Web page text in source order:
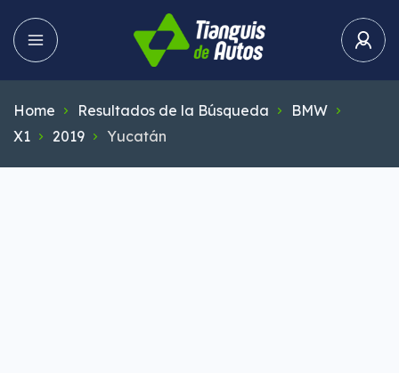
Home Resultados de la Búsqueda
BMW
X1
2019 Yucatán